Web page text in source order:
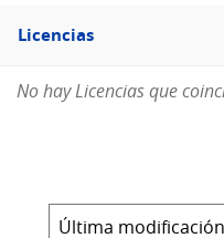
Filtro
Licencias
Licencias
No hay Licencias que